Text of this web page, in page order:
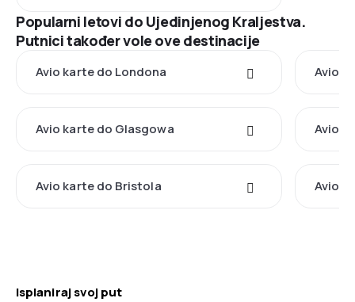
Popularni letovi do Ujedinjenog Kraljestva.
Putnici također vole ove destinacije
Avio karte do Londona Avio
Avio karte do Glasgowa Avio
Avio karte do Bristola Avio
Isplaniraj svoj put